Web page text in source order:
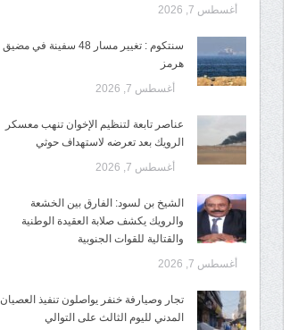
أغسطس 7, 2026
سنتكوم : تغيير مسار 48 سفينة في مضيق
هرمز
أغسطس 7, 2026
عناصر تابعة لتنظيم الإخوان تنهب معسكر
الرويك بعد تعرضه لاستهداف حوثي
أغسطس 7, 2026
الشيخ بن لسود: الفارق بين الخشعة
والرويك يكشف صلابة العقيدة الوطنية
والقتالية للقوات الجنوبية
أغسطس 7, 2026
تجار وصيارفة خنفر يواصلون تنفيذ العصيان
المدني لليوم الثالث على التوالي